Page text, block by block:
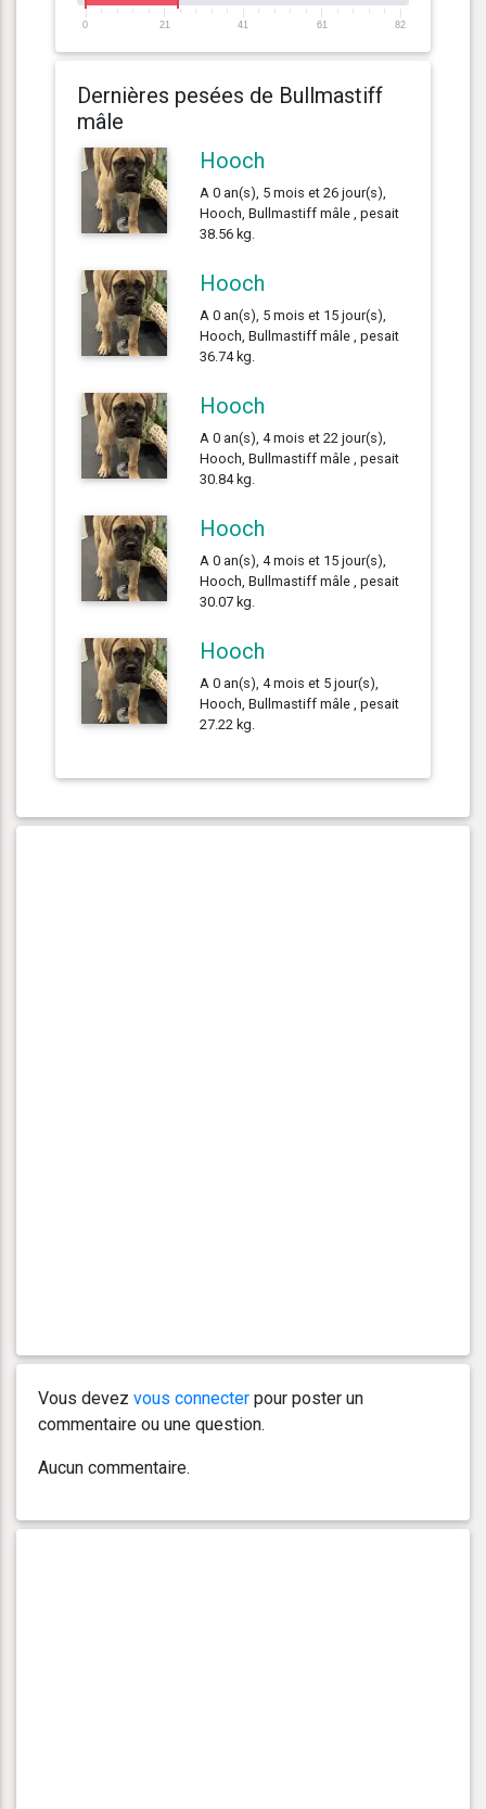
0 21 41 61 82
Dernières pesées de Bullmastiff
mâle
Hooch
A 0 an(s), 5 mois et 26 jour(s),
Hooch, Bullmastiff mâle , pesait
38.56 kg.
Hooch
A 0 an(s), 5 mois et 15 jour(s),
Hooch, Bullmastiff mâle , pesait
36.74 kg.
Hooch
A 0 an(s), 4 mois et 22 jour(s),
Hooch, Bullmastiff mâle , pesait
30.84 kg.
Hooch
A 0 an(s), 4 mois et 15 jour(s),
Hooch, Bullmastiff mâle , pesait
30.07 kg.
Hooch
A 0 an(s), 4 mois et 5 jour(s),
Hooch, Bullmastiff mâle , pesait
27.22 kg.
Vous devez vous connecter pour poster un
commentaire ou une question.
Aucun commentaire.